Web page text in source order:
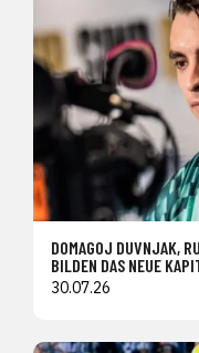
DOMAGOJ DUVNJAK,
BILDEN DAS NEUE
30.07.26